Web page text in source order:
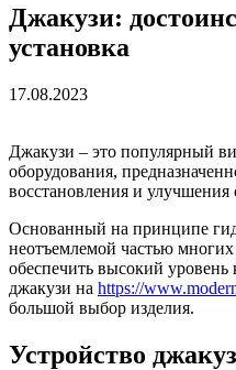
Джакузи:
установка
17.08.2023
Джакузи – это популярный
оборудования,
восстановления и улучшения
Основанный на принципе
неотъемлемой частью
обеспечить высокий уровень
джакузи на https://
большой выбор изделия.
Устройство